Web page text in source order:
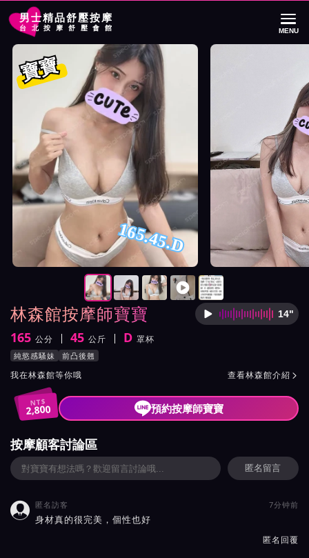
男士精品舒壓按摩
台北按摩舒壓會館 MENU
首頁 林森館按摩師寶寶詳細介紹
林森館按摩師寶寶 按摩師
14"
身高
165 公分
體重 45 公斤
罩杯 D 罩杯
按摩師寶寶服務風格與特色
純慾感騷妹 前凸後翹
按摩師寶寶所屬按摩會館介紹與班表
我在林森館等你哦 查看林森館介紹 
NT$
2,800 預約按摩師寶寶
林森館按摩師寶寶照片展示與影片介紹
寶寶
165.45.D
按摩師寶寶照片展示與影片介紹及客戶評價截屏展示
按摩顧客討論區
匿名留言
 匿名訪客 7分钟前
身材真的很完美，個性也好
匿名回覆